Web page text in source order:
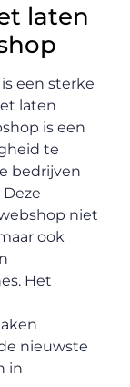
laten
een sterke
laten
is een
te
bedrijven
niet
ook
Het
nieuwste
in